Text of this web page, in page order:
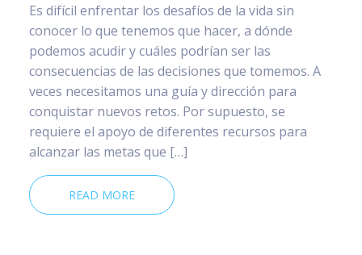
Es difícil enfrentar los desafíos de la vida sin
conocer lo que tenemos que hacer, a dónde
podemos acudir y cuáles podrían ser las
consecuencias de las decisiones que tomemos. A
veces necesitamos una guía y dirección para
conquistar nuevos retos. Por supuesto, se
requiere el apoyo de diferentes recursos para
alcanzar las metas que […]
READ MORE